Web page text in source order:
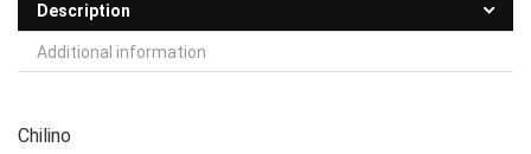
Description
Additional information
Chilino